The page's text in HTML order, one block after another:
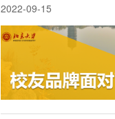
2022-09-15